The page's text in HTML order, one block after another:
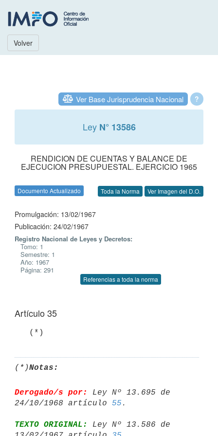
Volver
?
Ver Base Jurisprudencia Nacional
Ley N° 13586
RENDICION DE CUENTAS Y BALANCE DE
EJECUCION PRESUPUESTAL. EJERCICIO 1965
Documento Actualizado Toda la Norma Ver Imagen del D.O.
Promulgación: 13/02/1967
Publicación: 24/02/1967
Registro Nacional de Leyes y Decretos:
Tomo: 1
Semestre: 1
Año: 1967
Página: 291
Referencias a toda la norma
Artículo 35
   (*)
(*)Notas:
Derogado/s por:
Ley Nº 13.695 de
24/10/1968 artículo 55
TEXTO ORIGINAL:
Ley Nº 13.586 de